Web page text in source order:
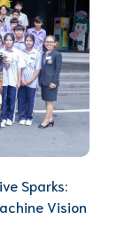
Sparks:
Vision